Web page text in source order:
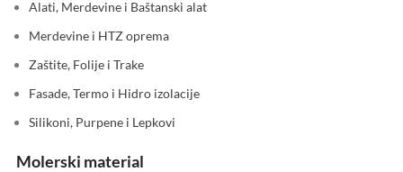
Alati, Merdevine i Baštanski alat
Merdevine i HTZ oprema
Zaštite, Folije i Trake
Fasade, Termo i Hidro izolacije
Silikoni, Purpene i Lepkovi
Molerski material